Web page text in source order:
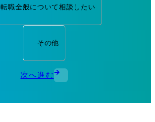
転職全般について相談したい
その他
次へ進む